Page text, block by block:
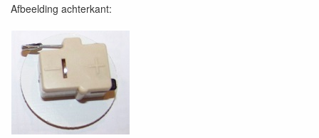
Afbeelding achterkant: